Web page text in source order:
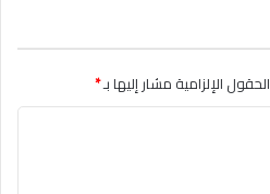
الحقول الإلزامية مشار إليها بـ*